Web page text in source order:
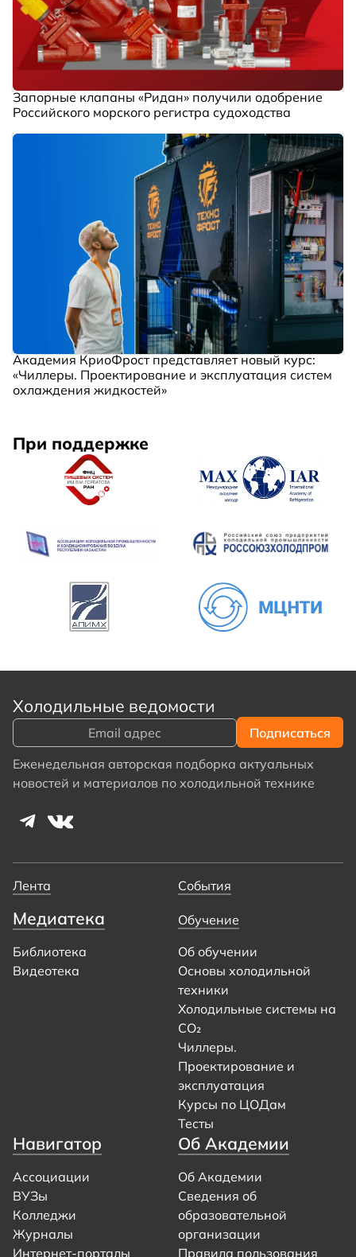
Запорные клапаны «Ридан» получили одобрение
Российского морского регистра судоходства
Академия КриоФрост представляет новый курс:
«Чиллеры. Проектирование и эксплуатация систем
охлаждения жидкостей»
При поддержке
Холодильные ведомости
Еженедельная авторская подборка актуальных
новостей и материалов по холодильной технике
Лента События
Медиатека
Библиотека
Видеотека
Обучение
Об обучении
Основы холодильной
техники
Холодильные системы на
CO₂
Чиллеры.
Проектирование и
эксплуатация
Курсы по ЦОДам
Тесты
Навигатор
Ассоциации
ВУЗы
Колледжи
Журналы
Интернет-порталы
Об Академии
Об Академии
Сведения об
образовательной
организации
Правила пользования